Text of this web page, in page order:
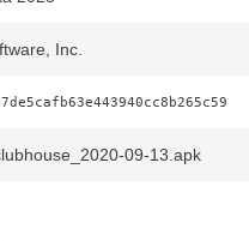
Inc.
09-13.apk